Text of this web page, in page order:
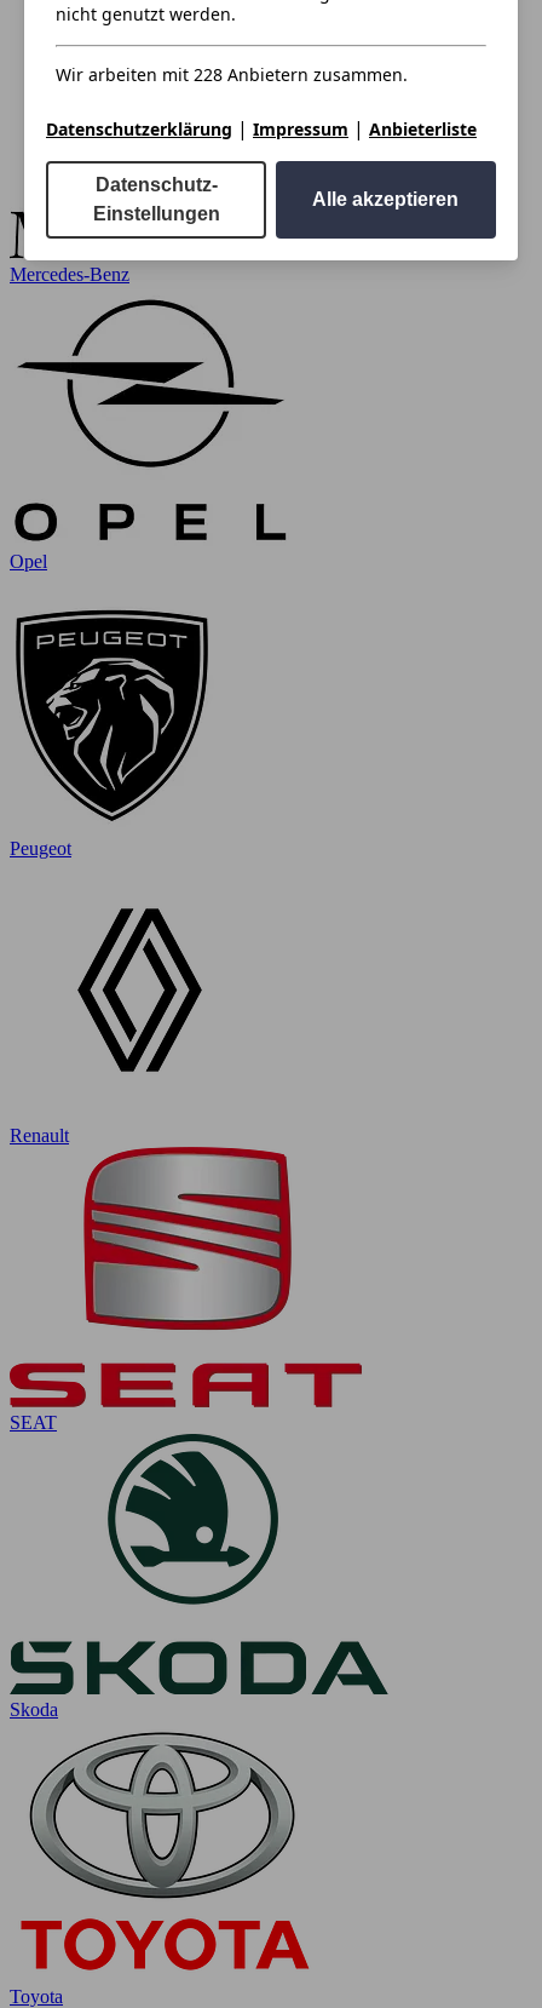
Mercedes-Benz
Opel
Peugeot
Renault
SEAT
Skoda
Toyota
nicht genutzt werden.
Wir arbeiten mit 228 Anbietern zusammen.
Datenschutzerklärung | Impressum | Anbieterliste
Datenschutz-
Einstellungen
Alle akzeptieren